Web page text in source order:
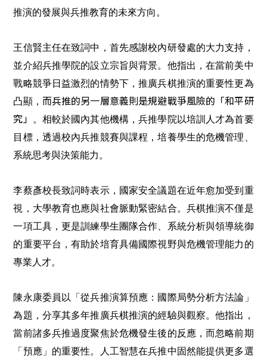
推演的發展與兵推教育的未來方向。
王信賢主任在致詞中，首先感謝校內研發處的大力支持，
並介紹兵推學院的設立宗旨與背景。他指出，在當前美中
戰略競爭日益激烈的情勢下，推廣兵棋推演的重要性更為
凸顯， 而兵推的另一層意義則是規避戰爭風險的「和平研
究」
。相較於國內其他機構，兵推學院以培訓人才為首要
目標，透過校內兵推競賽與課程，培養學生的危機管理、
系統思考與決策能力。
李蔡彥校長致詞時表示，國家安全議題在近年愈加受到重
視，大學教育也應與社會脈動緊密結合。兵棋推演不僅是
一項工具，更是訓練學生團隊合作、系統分析與領導統御
的重要平台，有助於培育具備國際視野與危機管理能力的
專業人才。
陳永康委員以「從兵推演算預應：國際局勢分析方法論」
為題，分享其多年推廣兵棋推演的經驗與觀察。他指出，
當前諸多兵推過度聚焦於危機發生後的反應，而忽略前期
「預應」的重要性。人工智慧在兵推中固然能提供更多選